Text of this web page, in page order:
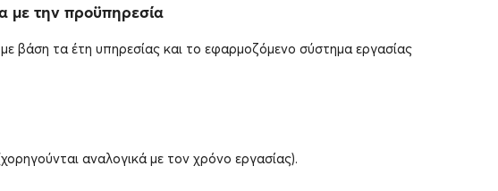
με την προϋπηρεσία
βάση τα έτη υπηρεσίας και το εφαρμοζόμενο σύστημα εργασίας
αναλογικά με τον χρόνο εργασίας).